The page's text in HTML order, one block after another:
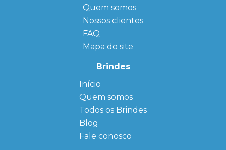
Quem somos
Nossos clientes
FAQ
Mapa do site
Brindes
Início
Quem somos
← Back
FAQ
Sitemap
Todos os Brindes
← Back
Agendas
Personalizadas
Personalizado
Blog
Fale conosco